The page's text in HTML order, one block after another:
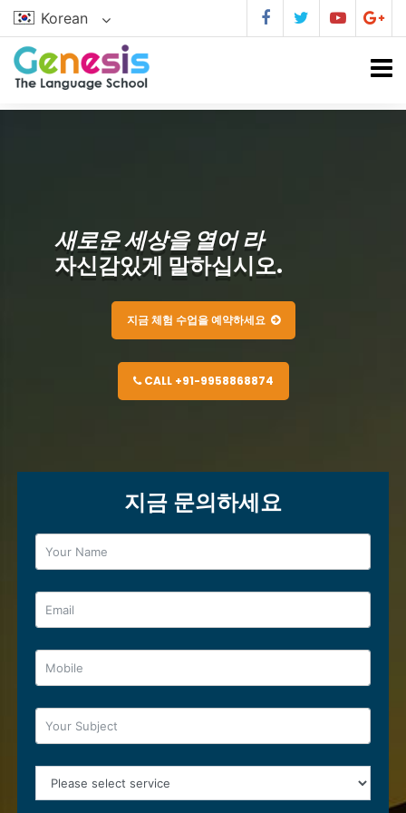
Korean
새로운 세상을 열어 라
자신감있게 말하십시오.
지금 체험 수업을 예약하세요
CALL +91-9958868874
지금 문의하세요